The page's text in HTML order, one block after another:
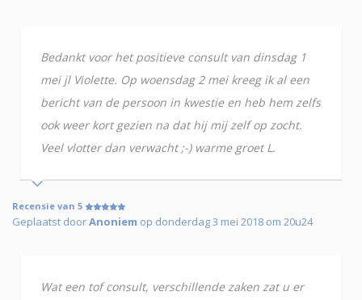
Bedankt voor het positieve consult van dinsdag 1
mei jl Violette. Op woensdag 2 mei kreeg ik al een
bericht van de persoon in kwestie en heb hem zelfs
ook weer kort gezien na dat hij mij zelf op zocht.
Veel vlotter dan verwacht ;-) warme groet L.
Recensie van 5
Geplaatst doorAnoniem op donderdag 3 mei 2018 om 20u24
Wat een tof consult, verschillende zaken zat u er